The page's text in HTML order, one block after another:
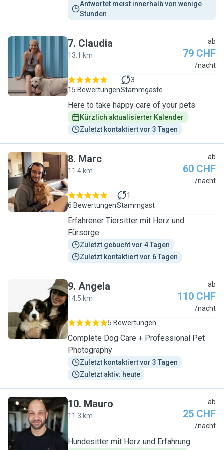
Antwortet meist innerhalb von wenige
Stunden
C
7. Claudia
13.1 km
ab
79 CHF
/nacht
15 Bewertungen
3
Stammgäste
Here to take happy care of your pets
Kürzlich aktualisierter Kalender
Zuletzt kontaktiert vor 3 Tagen
M
8. Marc
11.4 km
ab
60 CHF
/nacht
6 Bewertungen
1
Stammgast
Erfahrener Tiersitter mit Herz und
Fürsorge
Zuletzt gebucht vor 4 Tagen
Zuletzt kontaktiert vor 6 Tagen
A
9. Angela
14.5 km
ab
110 CHF
/nacht
5 Bewertungen
Complete Dog Care + Professional Pet
Photography
Zuletzt kontaktiert vor 3 Tagen
Zuletzt aktiv: heute
M
10. Mauro
11.3 km
ab
25 CHF
/nacht
Hundesitter mit Herz und Erfahrung